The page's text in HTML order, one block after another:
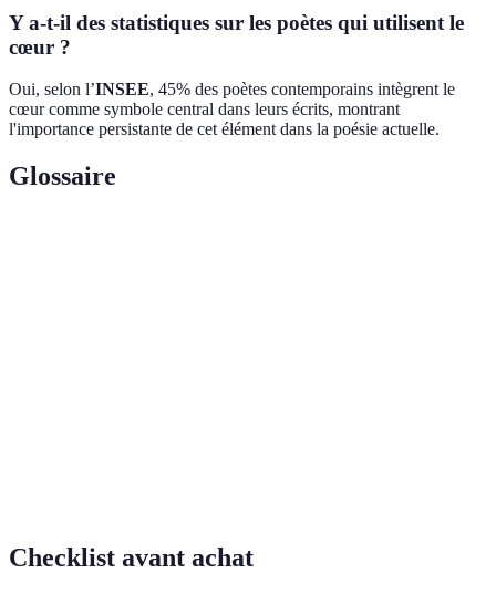
Y a-t-il des statistiques sur les poètes qui utilisent le
cœur ?
Oui, selon l’INSEE, 45% des poètes contemporains intègrent le
cœur comme symbole central dans leurs écrits, montrant
l'importance persistante de cet élément dans la poésie actuelle.
Glossaire
Checklist avant achat